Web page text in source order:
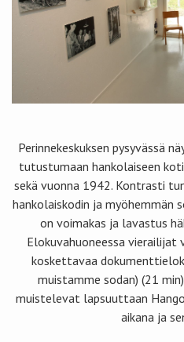
Perinnekeskuksen pysyvässä
tutustumaan hankolaiseen
sekä vuonna 1942. Kontrasti
hankolaiskodin ja myöhemmän
on voimakas ja lavastus
Elokuvahuoneessa
koskettavaa
muistamme sodan) (21
muistelevat lapsuuttaan
aikana ja